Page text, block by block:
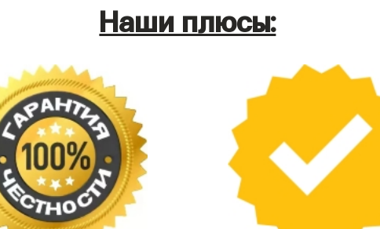
Наши плюсы: